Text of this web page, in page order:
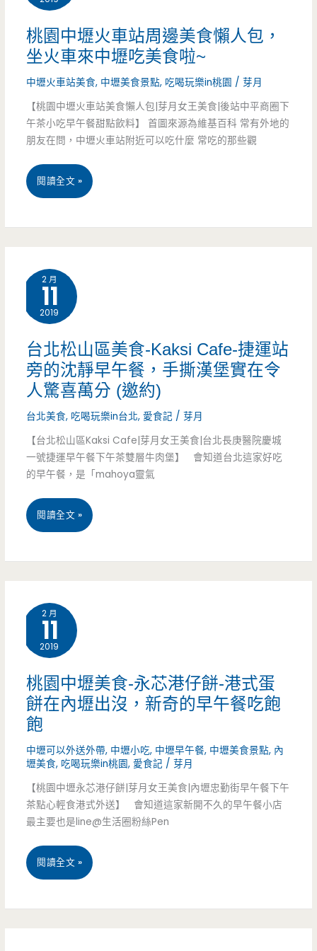
然
的
生
著
(邀
約)
IG.
巷
子
內
的
店
來
桃園中壢火車站周邊美食懶人包，
坐火車來中壢吃美食啦~
中壢火車站美食, 中壢美食景點, 吃喝玩樂in桃園 /芽月
【桃園中壢火車站美食懶人包|芽月女王美食|後站中平商圈下
午茶小吃早午餐甜點飲料】 首圖來源為維基百科 常有外地的
朋友在問，中壢火車站附近可以吃什麼 常吃的那些觀
桃
火
車
站
周
邊
美
食
懶
人
包，
車
來
壢
吃
美
食
啦
~
閱讀全文 »
2 月
11
2019
台北松山區美食-Kaksi Cafe-捷運站
旁的沈靜早午餐，手撕漢堡實在令
人驚喜萬分 (邀約)
台北美食, 吃喝玩樂in台北, 愛食記 /芽月
【台北松山區Kaksi Cafe|芽月女王美食|台北長庚醫院慶城
一號捷運早午餐下午茶雙層牛肉堡】 會知道台北這家好吃
的早午餐，是「mahoya靈氣
台
區
美
食-
Kaksi
Cafe-
捷
運
站
的
閱讀全文 »
2 月
11
2019
桃園中壢美食-永芯港仔餅-港式蛋
餅在內壢出沒，新奇的早午餐吃飽
飽
中壢可以外送外帶, 中壢小吃, 中壢早午餐, 中壢美食景點, 內
壢美食, 吃喝玩樂in桃園, 愛食記 /芽月
【桃園中壢永芯港仔餅|芽月女王美食|內壢忠勤街早午餐下午
茶點心輕食港式外送】 會知道這家新開不久的早午餐小店
最主要也是line@生活圈粉絲Pen
桃
閱讀全文 »